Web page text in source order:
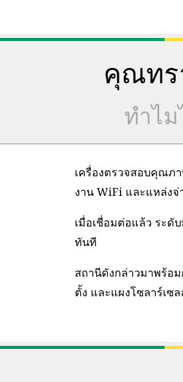
คุณทร
ทำไ
เครื่องตรวจสอบคุณภ
งาน WiFi และแหล่งจ่
เมื่อเชื่อมต่อแล้ว ระดั
ทันที
สถานีดังกล่าวมาพร้อ
ตั้ง และแผงโซลาร์เซ